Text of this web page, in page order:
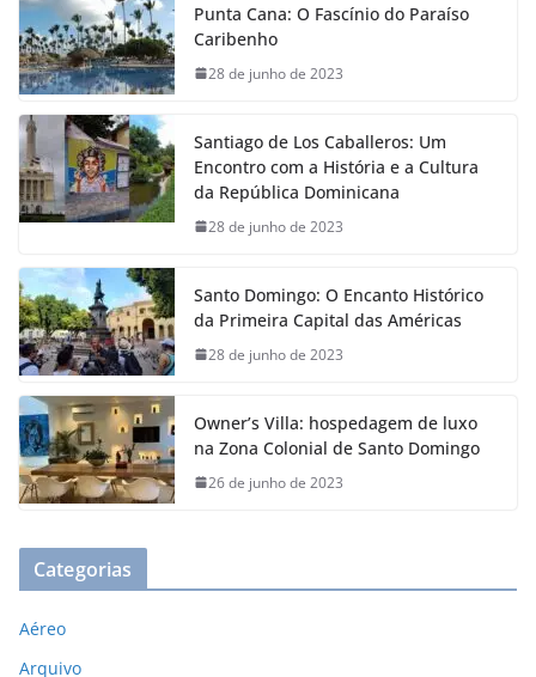
Punta Cana: O Fascínio do Paraíso
Caribenho
28 de junho de 2023
Santiago de Los Caballeros: Um
Encontro com a História e a Cultura
da República Dominicana
28 de junho de 2023
Santo Domingo: O Encanto Histórico
da Primeira Capital das Américas
28 de junho de 2023
Owner’s Villa: hospedagem de luxo
na Zona Colonial de Santo Domingo
26 de junho de 2023
Categorias
Aéreo
Arquivo